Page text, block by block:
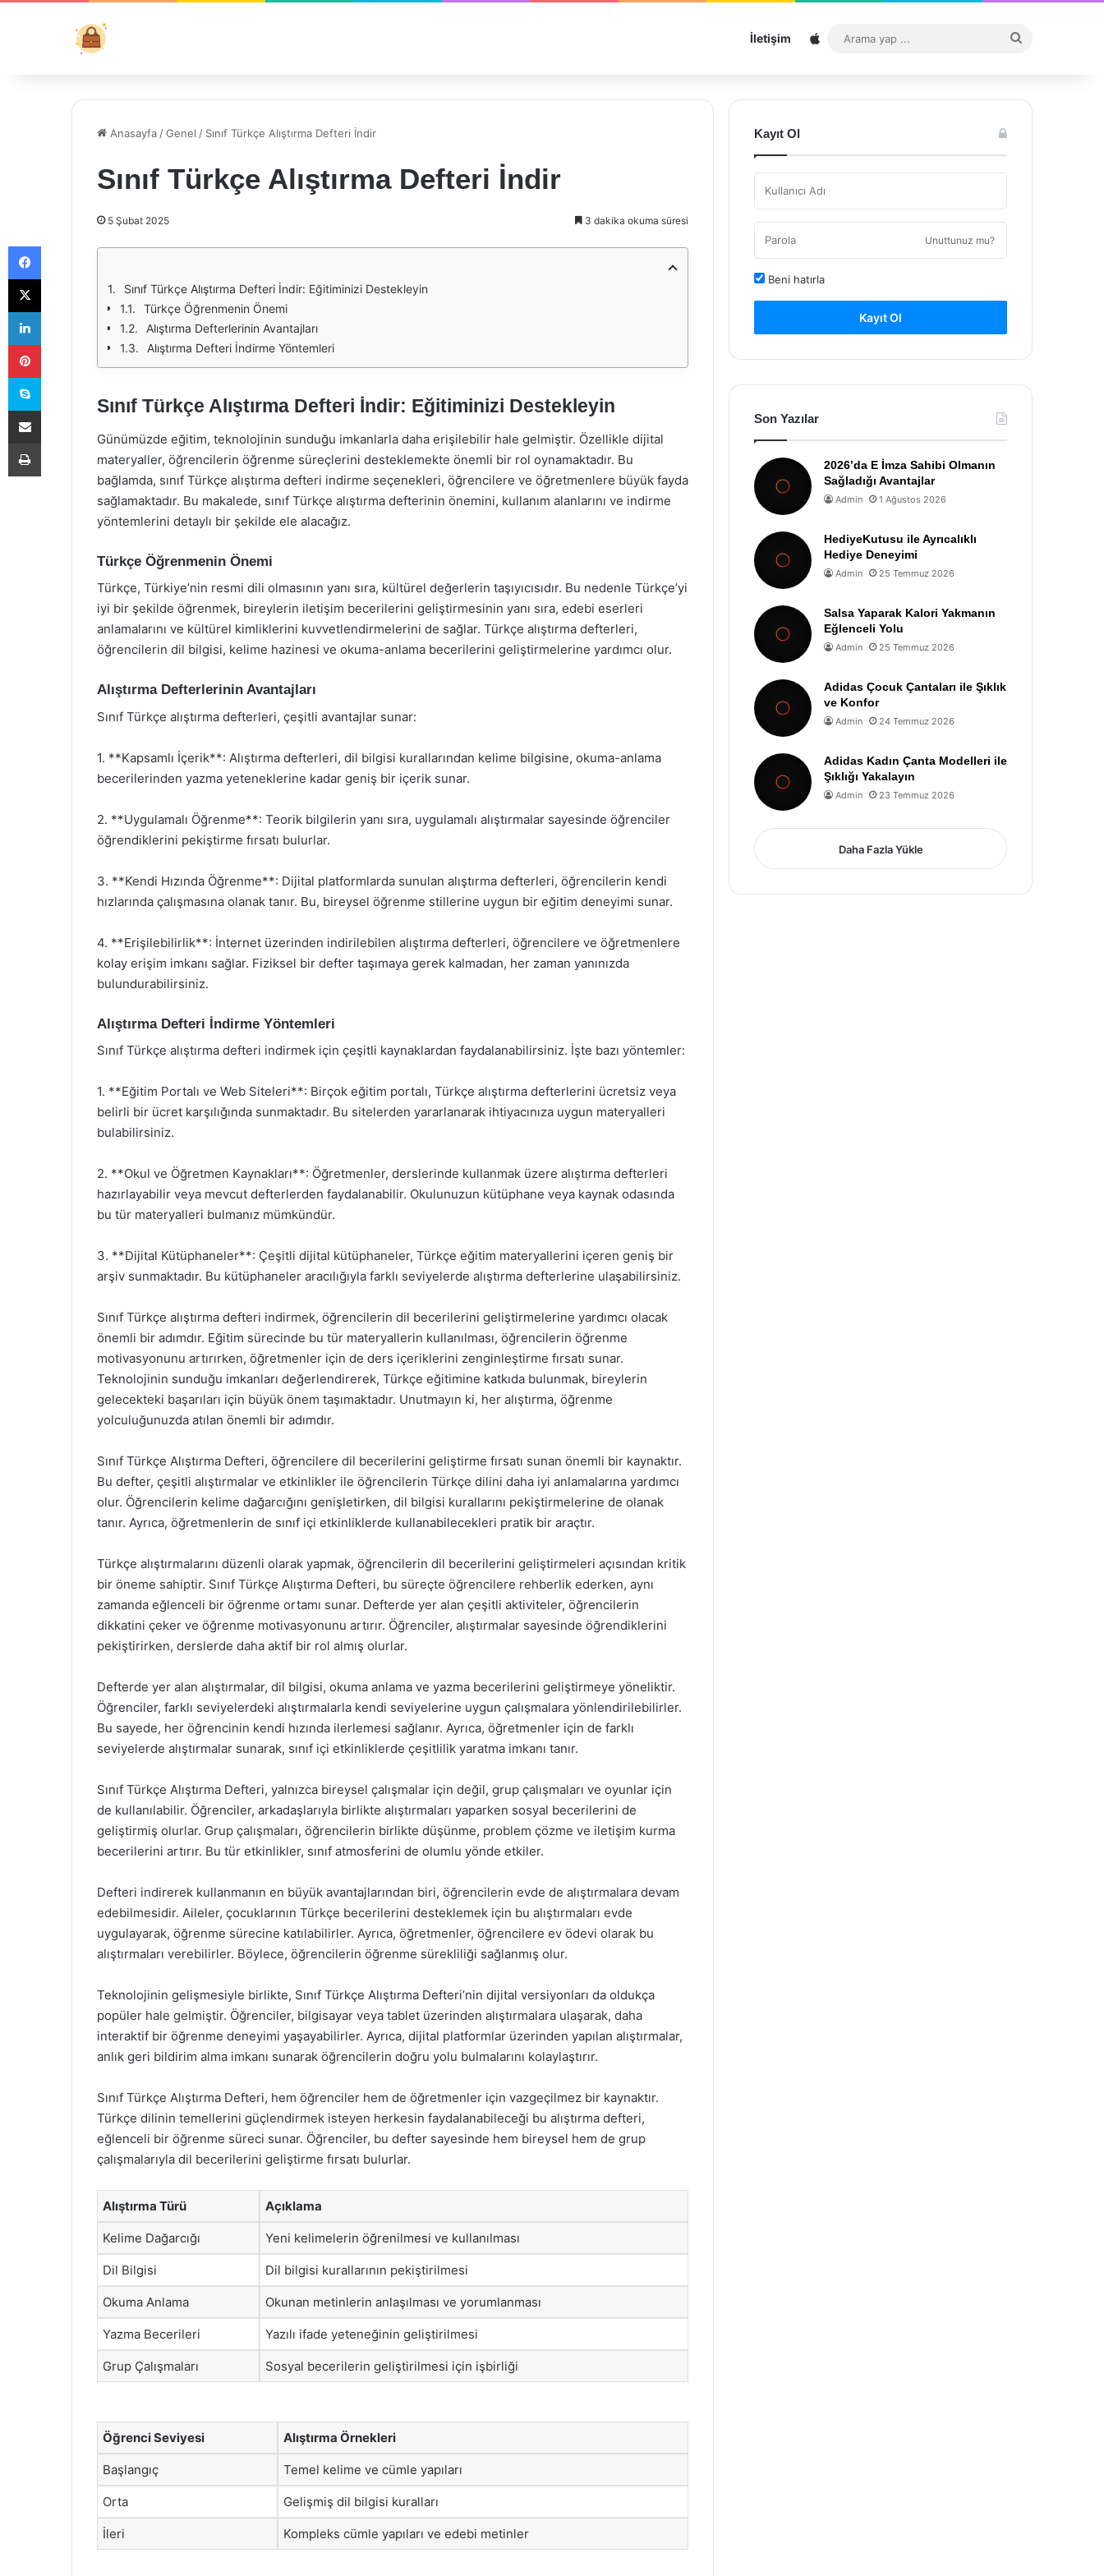
İletişim Sitemap
...
Anasayfa /Genel / Sınıf Türkçe Alıştırma Defteri İndir
Sınıf Türkçe Alıştırma Defteri İndir
5 Şubat 2025 3 dakika okuma süresi
Sınıf Türkçe Alıştırma Defteri İndir: Eğitiminizi Destekleyin
Türkçe Öğrenmenin Önemi
Alıştırma Defterlerinin Avantajları
Alıştırma Defteri İndirme Yöntemleri
Sınıf Türkçe Alıştırma Defteri İndir: Eğitiminizi Destekleyin
Günümüzde eğitim, teknolojinin sunduğu imkanlarla daha erişilebilir hale gelmiştir. Özellikle dijital
materyaller, öğrencilerin öğrenme süreçlerini desteklemekte önemli bir rol oynamaktadır. Bu
bağlamda, sınıf Türkçe alıştırma defteri indirme seçenekleri, öğrencilere ve öğretmenlere büyük fayda
sağlamaktadır. Bu makalede, sınıf Türkçe alıştırma defterinin önemini, kullanım alanlarını ve indirme
yöntemlerini detaylı bir şekilde ele alacağız.
Türkçe Öğrenmenin Önemi
Türkçe, Türkiye’nin resmi dili olmasının yanı sıra, kültürel değerlerin taşıyıcısıdır. Bu nedenle Türkçe’yi
iyi bir şekilde öğrenmek, bireylerin iletişim becerilerini geliştirmesinin yanı sıra, edebi eserleri
anlamalarını ve kültürel kimliklerini kuvvetlendirmelerini de sağlar. Türkçe alıştırma defterleri,
öğrencilerin dil bilgisi, kelime hazinesi ve okuma-anlama becerilerini geliştirmelerine yardımcı olur.
Alıştırma Defterlerinin Avantajları
Sınıf Türkçe alıştırma defterleri, çeşitli avantajlar sunar:
1. **Kapsamlı İçerik**: Alıştırma defterleri, dil bilgisi kurallarından kelime bilgisine, okuma-anlama
becerilerinden yazma yeteneklerine kadar geniş bir içerik sunar.
2. **Uygulamalı Öğrenme**: Teorik bilgilerin yanı sıra, uygulamalı alıştırmalar sayesinde öğrenciler
öğrendiklerini pekiştirme fırsatı bulurlar.
3. **Kendi Hızında Öğrenme**: Dijital platformlarda sunulan alıştırma defterleri, öğrencilerin kendi
hızlarında çalışmasına olanak tanır. Bu, bireysel öğrenme stillerine uygun bir eğitim deneyimi sunar.
4. **Erişilebilirlik**: İnternet üzerinden indirilebilen alıştırma defterleri, öğrencilere ve öğretmenlere
kolay erişim imkanı sağlar. Fiziksel bir defter taşımaya gerek kalmadan, her zaman yanınızda
bulundurabilirsiniz.
Alıştırma Defteri İndirme Yöntemleri
Sınıf Türkçe alıştırma defteri indirmek için çeşitli kaynaklardan faydalanabilirsiniz. İşte bazı yöntemler:
1. **Eğitim Portalı ve Web Siteleri**: Birçok eğitim portalı, Türkçe alıştırma defterlerini ücretsiz veya
belirli bir ücret karşılığında sunmaktadır. Bu sitelerden yararlanarak ihtiyacınıza uygun materyalleri
bulabilirsiniz.
2. **Okul ve Öğretmen Kaynakları**: Öğretmenler, derslerinde kullanmak üzere alıştırma defterleri
hazırlayabilir veya mevcut defterlerden faydalanabilir. Okulunuzun kütüphane veya kaynak odasında
bu tür materyalleri bulmanız mümkündür.
3. **Dijital Kütüphaneler**: Çeşitli dijital kütüphaneler, Türkçe eğitim materyallerini içeren geniş bir
arşiv sunmaktadır. Bu kütüphaneler aracılığıyla farklı seviyelerde alıştırma defterlerine ulaşabilirsiniz.
Sınıf Türkçe alıştırma defteri indirmek, öğrencilerin dil becerilerini geliştirmelerine yardımcı olacak
önemli bir adımdır. Eğitim sürecinde bu tür materyallerin kullanılması, öğrencilerin öğrenme
motivasyonunu artırırken, öğretmenler için de ders içeriklerini zenginleştirme fırsatı sunar.
Teknolojinin sunduğu imkanları değerlendirerek, Türkçe eğitimine katkıda bulunmak, bireylerin
gelecekteki başarıları için büyük önem taşımaktadır. Unutmayın ki, her alıştırma, öğrenme
yolculuğunuzda atılan önemli bir adımdır.
Sınıf Türkçe Alıştırma Defteri, öğrencilere dil becerilerini geliştirme fırsatı sunan önemli bir kaynaktır.
Bu defter, çeşitli alıştırmalar ve etkinlikler ile öğrencilerin Türkçe dilini daha iyi anlamalarına yardımcı
olur. Öğrencilerin kelime dağarcığını genişletirken, dil bilgisi kurallarını pekiştirmelerine de olanak
tanır. Ayrıca, öğretmenlerin de sınıf içi etkinliklerde kullanabilecekleri pratik bir araçtır.
Türkçe alıştırmalarını düzenli olarak yapmak, öğrencilerin dil becerilerini geliştirmeleri açısından kritik
bir öneme sahiptir. Sınıf Türkçe Alıştırma Defteri, bu süreçte öğrencilere rehberlik ederken, aynı
zamanda eğlenceli bir öğrenme ortamı sunar. Defterde yer alan çeşitli aktiviteler, öğrencilerin
dikkatini çeker ve öğrenme motivasyonunu artırır. Öğrenciler, alıştırmalar sayesinde öğrendiklerini
pekiştirirken, derslerde daha aktif bir rol almış olurlar.
Defterde yer alan alıştırmalar, dil bilgisi, okuma anlama ve yazma becerilerini geliştirmeye yöneliktir.
Öğrenciler, farklı seviyelerdeki alıştırmalarla kendi seviyelerine uygun çalışmalara yönlendirilebilirler.
Bu sayede, her öğrencinin kendi hızında ilerlemesi sağlanır. Ayrıca, öğretmenler için de farklı
seviyelerde alıştırmalar sunarak, sınıf içi etkinliklerde çeşitlilik yaratma imkanı tanır.
Sınıf Türkçe Alıştırma Defteri, yalnızca bireysel çalışmalar için değil, grup çalışmaları ve oyunlar için
de kullanılabilir. Öğrenciler, arkadaşlarıyla birlikte alıştırmaları yaparken sosyal becerilerini de
geliştirmiş olurlar. Grup çalışmaları, öğrencilerin birlikte düşünme, problem çözme ve iletişim kurma
becerilerini artırır. Bu tür etkinlikler, sınıf atmosferini de olumlu yönde etkiler.
Defteri indirerek kullanmanın en büyük avantajlarından biri, öğrencilerin evde de alıştırmalara devam
edebilmesidir. Aileler, çocuklarının Türkçe becerilerini desteklemek için bu alıştırmaları evde
uygulayarak, öğrenme sürecine katılabilirler. Ayrıca, öğretmenler, öğrencilere ev ödevi olarak bu
alıştırmaları verebilirler. Böylece, öğrencilerin öğrenme sürekliliği sağlanmış olur.
Teknolojinin gelişmesiyle birlikte, Sınıf Türkçe Alıştırma Defteri’nin dijital versiyonları da oldukça
popüler hale gelmiştir. Öğrenciler, bilgisayar veya tablet üzerinden alıştırmalara ulaşarak, daha
interaktif bir öğrenme deneyimi yaşayabilirler. Ayrıca, dijital platformlar üzerinden yapılan alıştırmalar,
anlık geri bildirim alma imkanı sunarak öğrencilerin doğru yolu bulmalarını kolaylaştırır.
Sınıf Türkçe Alıştırma Defteri, hem öğrenciler hem de öğretmenler için vazgeçilmez bir kaynaktır.
Türkçe dilinin temellerini güçlendirmek isteyen herkesin faydalanabileceği bu alıştırma defteri,
eğlenceli bir öğrenme süreci sunar. Öğrenciler, bu defter sayesinde hem bireysel hem de grup
çalışmalarıyla dil becerilerini geliştirme fırsatı bulurlar.
Alıştırma Türü Açıklama
Kelime Dağarcığı Yeni kelimelerin öğrenilmesi ve kullanılması
Dil Bilgisi Dil bilgisi kurallarının pekiştirilmesi
Okuma Anlama Okunan metinlerin anlaşılması ve yorumlanması
Yazma Becerileri Yazılı ifade yeteneğinin geliştirilmesi
Grup Çalışmaları Sosyal becerilerin geliştirilmesi için işbirliği
Öğrenci Seviyesi Alıştırma Örnekleri
Başlangıç Temel kelime ve cümle yapıları
Orta Gelişmiş dil bilgisi kuralları
İleri Kompleks cümle yapıları ve edebi metinler
Kayıt Ol
Unuttunuz mu?
Beni hatırla
Kayıt Ol
Son Yazılar
2026’da E İmza Sahibi Olmanın
Sağladığı Avantajlar
Admin 1 Ağustos 2026
HediyeKutusu ile Ayrıcalıklı
Hediye Deneyimi
Admin 25 Temmuz 2026
Salsa Yaparak Kalori Yakmanın
Eğlenceli Yolu
Admin 25 Temmuz 2026
Adidas Çocuk Çantaları ile Şıklık
ve Konfor
Admin 24 Temmuz 2026
Adidas Kadın Çanta Modelleri ile
Şıklığı Yakalayın
Admin 23 Temmuz 2026
Daha Fazla Yükle
Facebook
X
LinkedIn
Pinterest
Skype
E-Posta ile paylaş